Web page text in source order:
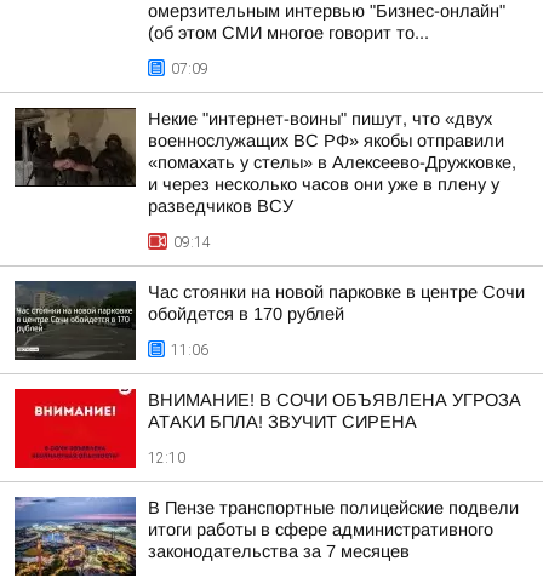
омерзительным интервью "Бизнес-онлайн"
(об этом СМИ многое говорит то...
07:09
Некие "интернет-воины" пишут, что «двух
военнослужащих ВС РФ» якобы отправили
«помахать у стелы» в Алексеево-Дружковке,
и через несколько часов они уже в плену у
разведчиков ВСУ
09:14
Час стоянки на новой парковке в центре Сочи
обойдется в 170 рублей
11:06
ВНИМАНИЕ! В СОЧИ ОБЪЯВЛЕНА УГРОЗА
АТАКИ БПЛА! ЗВУЧИТ СИРЕНА
12:10
В Пензе транспортные полицейские подвели
итоги работы в сфере административного
законодательства за 7 месяцев